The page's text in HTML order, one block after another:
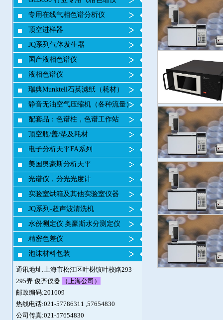
专用在线气相色谱分析仪
顶空进样器
JQ系列气体发生器
国产液相色谱仪
液相色谱仪
瑞典Munktell石英滤纸（耗材）
静音无油空气压缩机（各种流量）
配套品：色谱柱，色谱工作站
顶空瓶/盖/垫及耗材
电子分析天平FA系列
美国奥豪斯分析天平
光谱仪，分光光度计
实验室烘箱及其他实验室仪器
JQ系列-超声波清洗机
水份测定仪|奥豪斯水分测定仪
精密色差仪
泡沫材料包装
通讯地址:上海市松江区叶榭镇叶校路293-
295弄 俊齐仪器
（上海公司）
邮政编码:201609
热线电话:021-57786311 ,57654830
公司传真:021-57654830